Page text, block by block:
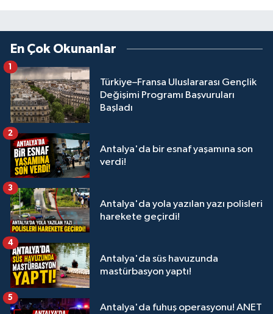
En Çok Okunanlar
Türkiye–Fransa Uluslararası Gençlik
Değişimi Programı Başvuruları
Başladı
1
Antalya'da bir esnaf yaşamına son
verdi!
2
Antalya'da yola yazılan yazı polisleri
harekete geçirdi!
3
Antalya'da süs havuzunda
mastürbasyon yaptı!
4
Antalya'da fuhuş operasyonu! ANET
5